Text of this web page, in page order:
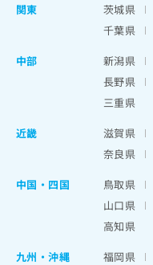
関東
茨城県
千葉県
中部
新潟県
長野県
三重県
近畿
滋賀県
奈良県
中国・四国
鳥取県
山口県
高知県
九州・沖縄
福岡県